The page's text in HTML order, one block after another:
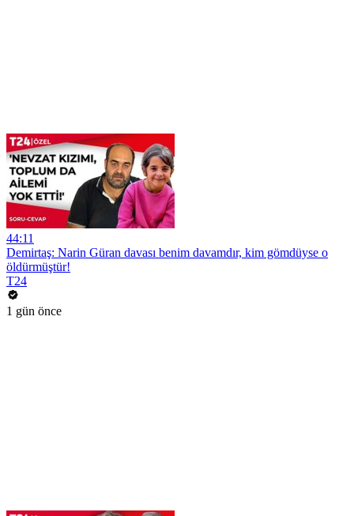
44:11
Demirtaş: Narin Güran davası benim davamdır, kim gömdüyse o
öldürmüştür!
T24
1 gün önce